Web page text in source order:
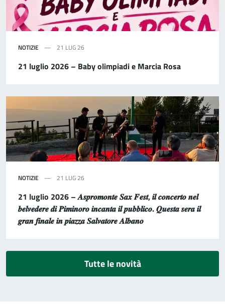
NOTIZIE 21 LUG 26
21 luglio 2026 – Baby olimpiadi e Marcia Rosa
NOTIZIE 21 LUG 26
21 luglio 2026 – 𝑨𝒔𝒑𝒓𝒐𝒎𝒐𝒏𝒕𝒆 𝑺𝒂𝒙 𝑭𝒆𝒔𝒕, 𝒊𝒍 𝒄𝒐𝒏𝒄𝒆𝒓𝒕𝒐 𝒏𝒆𝒍
𝒃𝒆𝒍𝒗𝒆𝒅𝒆𝒓𝒆 𝒅𝒊 𝑷𝒊𝒎𝒊𝒏𝒐𝒓𝒐 𝒊𝒏𝒄𝒂𝒏𝒕𝒂 𝒊𝒍 𝒑𝒖𝒃𝒃𝒍𝒊𝒄𝒐. 𝑸𝒖𝒆𝒔𝒕𝒂 𝒔𝒆𝒓𝒂 𝒊𝒍
𝒈𝒓𝒂𝒏 𝒇𝒊𝒏𝒂𝒍𝒆 𝒊𝒏 𝒑𝒊𝒂𝒛𝒛𝒂 𝑺𝒂𝒍𝒗𝒂𝒕𝒐𝒓𝒆 𝑨𝒍𝒃𝒂𝒏𝒐
Tutte le novità